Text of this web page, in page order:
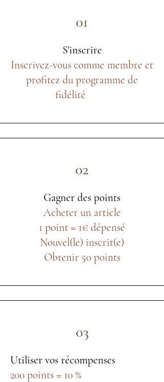
01
S'inscrire
Inscrivez-vous comme membre et
profitez du programme de
fidélité
02
Gagner des points
Acheter un article
1 point = 1€ dépensé
Nouvel(le) inscrit(e)
Obtenir 50 points
03
Utiliser vos récompenses
200 points = 10 %